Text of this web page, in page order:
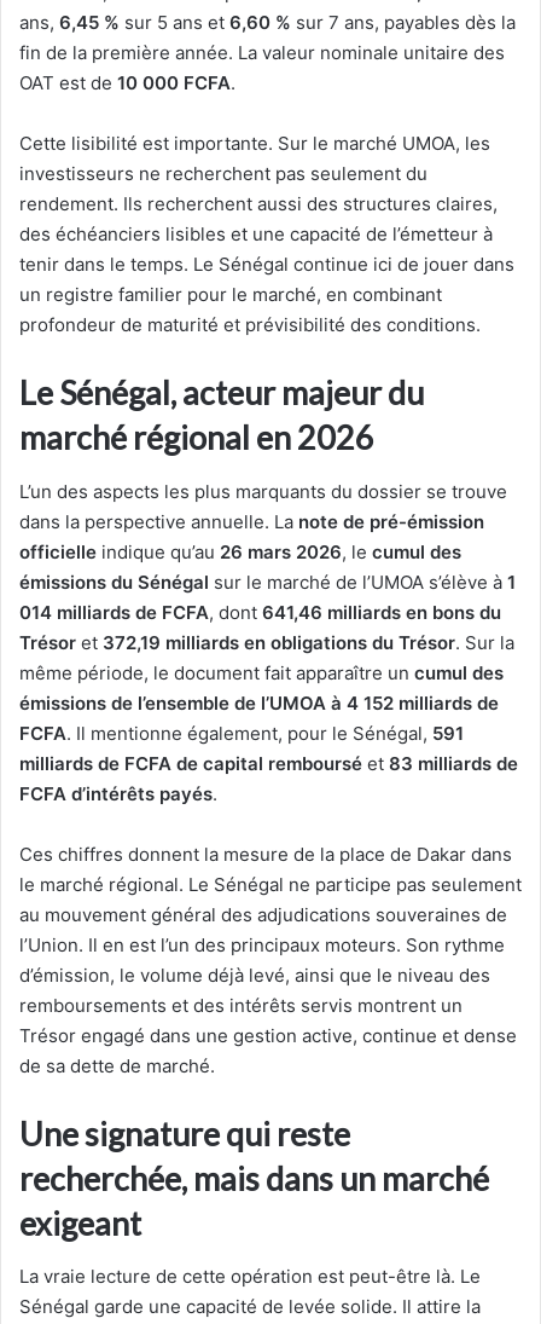
ans, 6,45 % sur 5 ans et 6,60 % sur 7 ans, payables dès la
fin de la première année. La valeur nominale unitaire des
OAT est de 10 000 FCFA.
Cette lisibilité est importante. Sur le marché UMOA, les
investisseurs ne recherchent pas seulement du
rendement. Ils recherchent aussi des structures claires,
des échéanciers lisibles et une capacité de l’émetteur à
tenir dans le temps. Le Sénégal continue ici de jouer dans
un registre familier pour le marché, en combinant
profondeur de maturité et prévisibilité des conditions.
Le Sénégal, acteur majeur du
marché régional en 2026
L’un des aspects les plus marquants du dossier se trouve
dans la perspective annuelle. La note de pré-émission
officielle indique qu’au 26 mars 2026, le cumul des
émissions du Sénégal sur le marché de l’UMOA s’élève à 1
014 milliards de FCFA, dont 641,46 milliards en bons du
Trésor et 372,19 milliards en obligations du Trésor. Sur la
même période, le document fait apparaître un cumul des
émissions de l’ensemble de l’UMOA à 4 152 milliards de
FCFA. Il mentionne également, pour le Sénégal, 591
milliards de FCFA de capital remboursé et 83 milliards de
FCFA d’intérêts payés.
Ces chiffres donnent la mesure de la place de Dakar dans
le marché régional. Le Sénégal ne participe pas seulement
au mouvement général des adjudications souveraines de
l’Union. Il en est l’un des principaux moteurs. Son rythme
d’émission, le volume déjà levé, ainsi que le niveau des
remboursements et des intérêts servis montrent un
Trésor engagé dans une gestion active, continue et dense
de sa dette de marché.
Une signature qui reste
recherchée, mais dans un marché
exigeant
La vraie lecture de cette opération est peut-être là. Le
Sénégal garde une capacité de levée solide. Il attire la